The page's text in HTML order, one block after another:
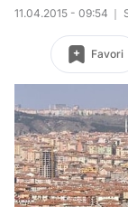
11.04.2015 - 09:54
Favori